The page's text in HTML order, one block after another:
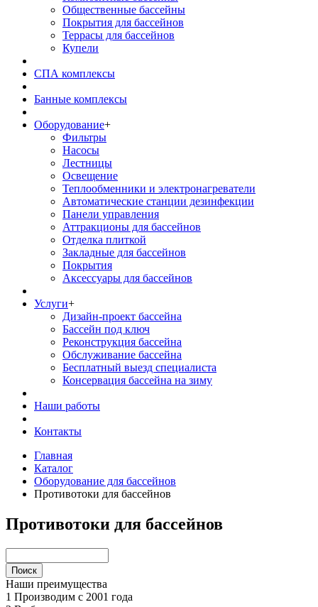
Общественные бассейны
Покрытия для бассейнов
Террасы для бассейнов
Купели
СПА комплексы
Банные комплексы
Оборудование+
Фильтры
Насосы
Лестницы
Освещение
Теплообменники и электронагреватели
Автоматические станции дезинфекции
Панели управления
Аттракционы для бассейнов
Отделка плиткой
Закладные для бассейнов
Покрытия
Аксессуары для бассейнов
Услуги+
Дизайн-проект бассейна
Бассейн под ключ
Реконструкция бассейна
Обслуживание бассейна
Бесплатный выезд специалиста
Консервация бассейна на зиму
Наши работы
Контакты
Главная
Каталог
Оборудование для бассейнов
Противотоки для бассейнов
Противотоки для бассейнов
Наши преимущества
1 Производим с 2001 года